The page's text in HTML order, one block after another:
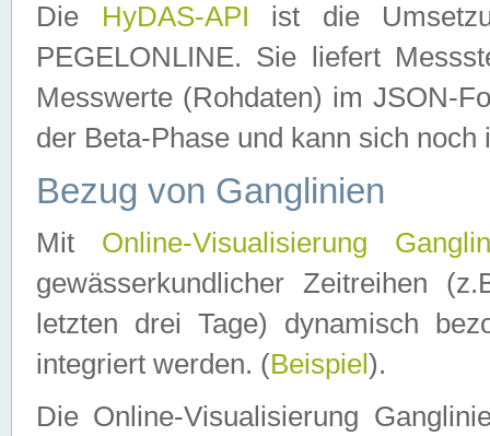
Die HyDAS-API ist die
PEGELONLINE. Sie liefert
Messwerte (Rohdaten) im JSON-
der Beta-Phase und kann sich noch
Bezug von Ganglinien
Mit Online-Visualisierung
gewässerkundlicher Zeitreihen
letzten drei Tage) dynamisch
integriert werden. (Beispiel ).
Die Online-Visualisierung